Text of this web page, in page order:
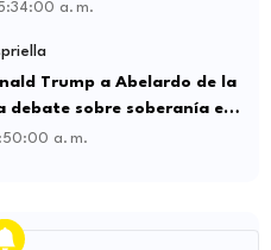
ilegal
a. m.
Trump a Abelardo de la
debate sobre soberanía e
a. m.